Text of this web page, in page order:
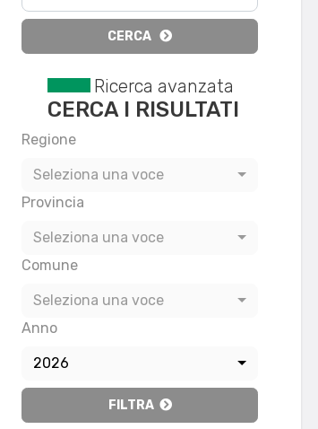
CERCA
Ricerca avanzata
CERCA I RISULTATI
Regione
Seleziona una voce
Provincia
Seleziona una voce
Comune
Seleziona una voce
Anno
2026
FILTRA